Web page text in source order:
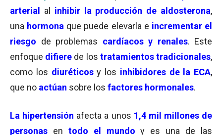
arterial
al inhibir la producción de aldosterona,
una hormona que puede elevarla e incrementar el
riesgo de problemas cardíacos y renales. Este
enfoque difiere de los tratamientos tradicionales,
como los diuréticos y los inhibidores de la ECA,
que no actúan sobre los factores hormonales.
La hipertensión afecta a unos 1,4 mil millones de
personas en todo el mundo y es una de las